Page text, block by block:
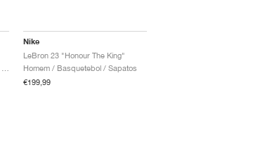
Nike
LeBron 23 "Honour The King"
Homem / Basquetebol / Sapatos
€199,99